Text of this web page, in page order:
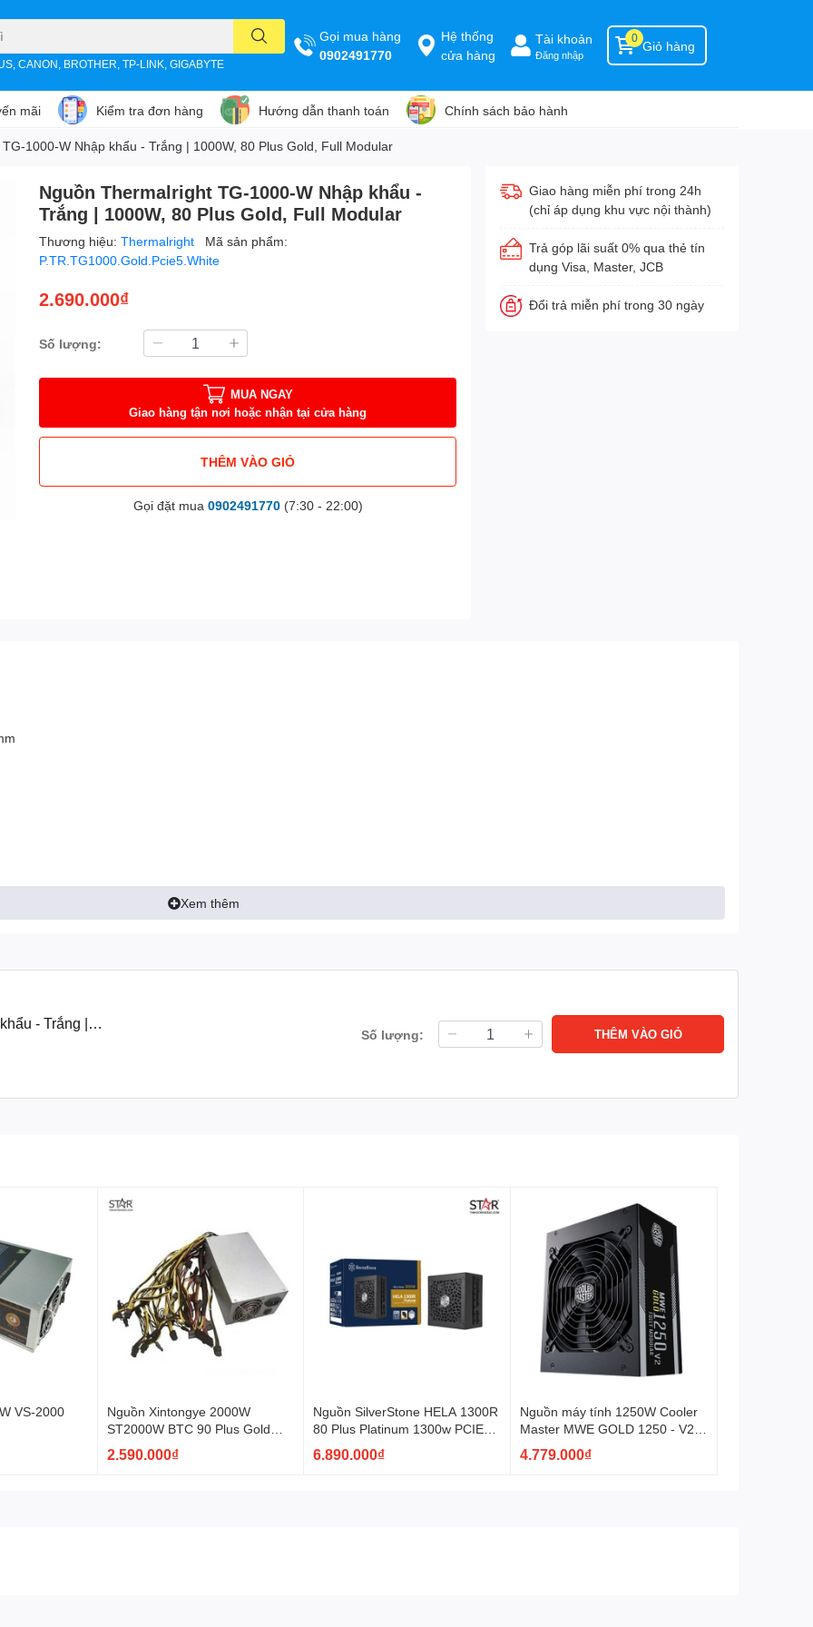
CANON, BROTHER, TP-LINK, GIGABYTE
Gọi mua hàng
0902491770
Hệ thống
cửa hàng
Tài khoản
Đăng nhập
Giỏ hàng
0
mãi Kiểm tra đơn hàng Hướng dẫn thanh toán Chính sách bảo hành
1000-W Nhập khẩu - Trắng | 1000W, 80 Plus Gold, Full Modular
Nguồn Thermalright TG-1000-W Nhập khẩu -
Trắng | 1000W, 80 Plus Gold, Full Modular
Thương hiệu:Thermalright
Mã sản phẩm:
P.TR.TG1000.Gold.Pcie5.White
2.690.000₫
Số lượng:
MUA NGAY
Giao hàng tận nơi hoặc nhận tại cửa hàng
THÊM VÀO GIỎ
Gọi đặt mua 0902491770(7:30 - 22:00)
Giao hàng miễn phí trong 24h
(chỉ áp dụng khu vực nội thành)
Trả góp lãi suất 0% qua thẻ tín
dụng Visa, Master, JCB
Đổi trả miễn phí trong 30 ngày
Xem thêm
- Trắng |
Số lượng: THÊM VÀO GIỎ
VS-2000
Nguồn Xintongye 2000W
ST2000W BTC 90 Plus Gold
(Không Box)
2.590.000₫
Nguồn SilverStone HELA 1300R
80 Plus Platinum 1300w PCIE5
Full Modular
6.890.000₫
Nguồn máy tính 1250W Cooler
Master MWE GOLD 1250 - V2
ATX 3.0
4.779.000₫